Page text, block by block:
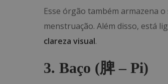
Esse órgão também armazena
menstruação. Além disso, está
clareza visual.
3. Baço (脾– Pi)